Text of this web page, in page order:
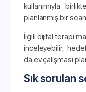
kullanımıyla
planlanmış bir
İlgili dijital terapi
inceleyebilir,
da ev çalışması
Sık sorulan